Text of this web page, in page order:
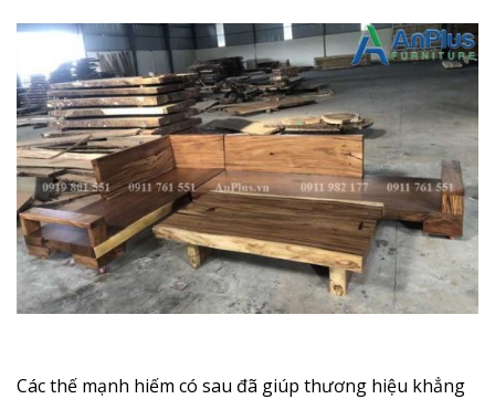
Các thế mạnh hiếm có sau đã giúp thương hiệu khẳng